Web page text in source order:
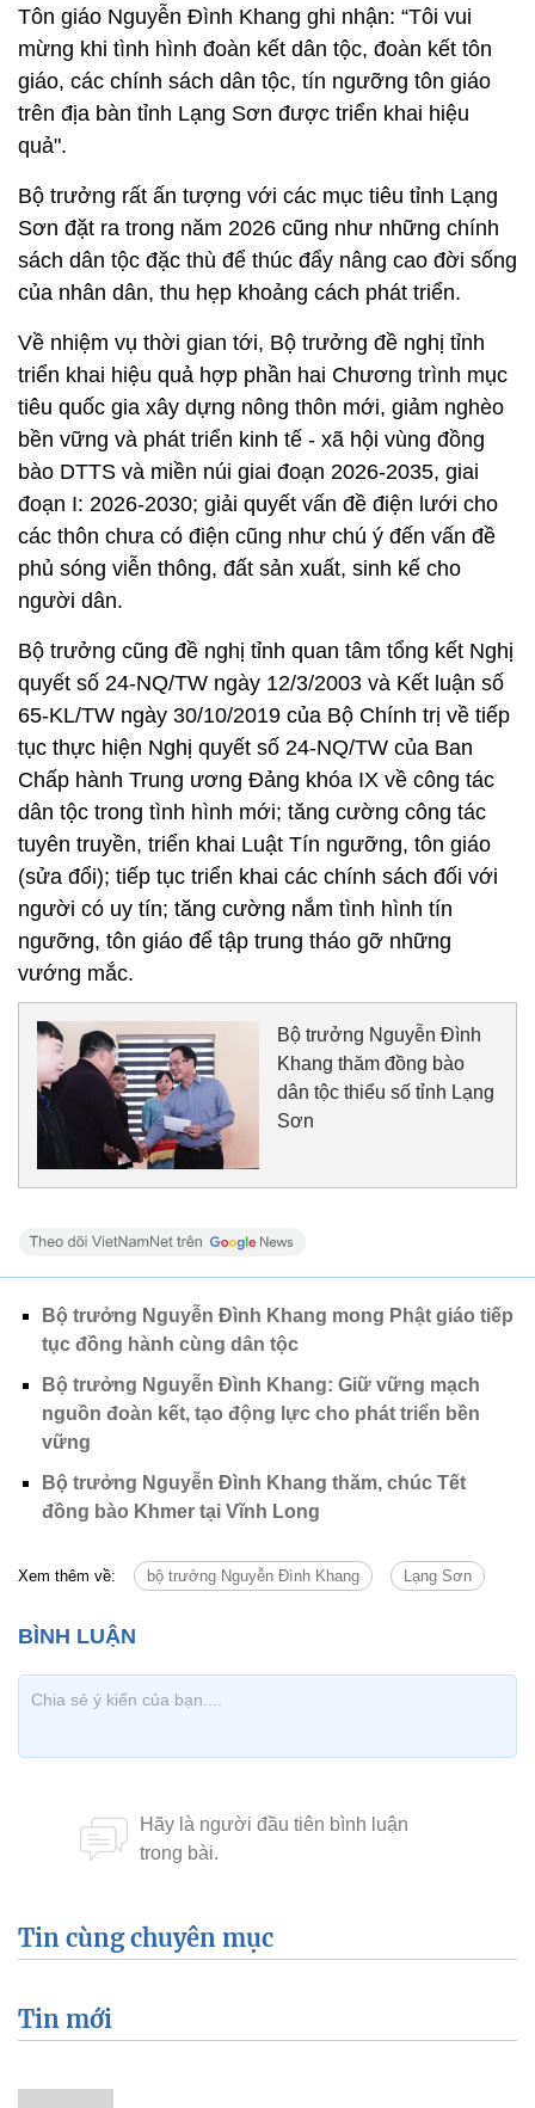
Tôn giáo Nguyễn Đình Khang ghi nhận: “Tôi vui
mừng khi tình hình đoàn kết dân tộc, đoàn kết tôn
giáo, các chính sách dân tộc, tín ngưỡng tôn giáo
trên địa bàn tỉnh Lạng Sơn được triển khai hiệu
quả".
Bộ trưởng rất ấn tượng với các mục tiêu tỉnh Lạng
Sơn đặt ra trong năm 2026 cũng như những chính
sách dân tộc đặc thù để thúc đẩy nâng cao đời sống
của nhân dân, thu hẹp khoảng cách phát triển.
Về nhiệm vụ thời gian tới, Bộ trưởng đề nghị tỉnh
triển khai hiệu quả hợp phần hai Chương trình mục
tiêu quốc gia xây dựng nông thôn mới, giảm nghèo
bền vững và phát triển kinh tế - xã hội vùng đồng
bào DTTS và miền núi giai đoạn 2026-2035, giai
đoạn I: 2026-2030; giải quyết vấn đề điện lưới cho
các thôn chưa có điện cũng như chú ý đến vấn đề
phủ sóng viễn thông, đất sản xuất, sinh kế cho
người dân.
Bộ trưởng cũng đề nghị tỉnh quan tâm tổng kết Nghị
quyết số 24-NQ/TW ngày 12/3/2003 và Kết luận số
65-KL/TW ngày 30/10/2019 của Bộ Chính trị về tiếp
tục thực hiện Nghị quyết số 24-NQ/TW của Ban
Chấp hành Trung ương Đảng khóa IX về công tác
dân tộc trong tình hình mới; tăng cường công tác
tuyên truyền, triển khai Luật Tín ngưỡng, tôn giáo
(sửa đổi); tiếp tục triển khai các chính sách đối với
người có uy tín; tăng cường nắm tình hình tín
ngưỡng, tôn giáo để tập trung tháo gỡ những
vướng mắc.
Bộ trưởng Nguyễn Đình
Khang thăm đồng bào
dân tộc thiểu số tỉnh Lạng
Sơn
Bộ trưởng Nguyễn Đình Khang mong Phật giáo tiếp
tục đồng hành cùng dân tộc
Bộ trưởng Nguyễn Đình Khang: Giữ vững mạch
nguồn đoàn kết, tạo động lực cho phát triển bền
vững
Bộ trưởng Nguyễn Đình Khang thăm, chúc Tết
đồng bào Khmer tại Vĩnh Long
Xem thêm về: bộ trưởng Nguyễn Đình Khang Lạng Sơn
Tin cùng chuyên mục
Tin mới